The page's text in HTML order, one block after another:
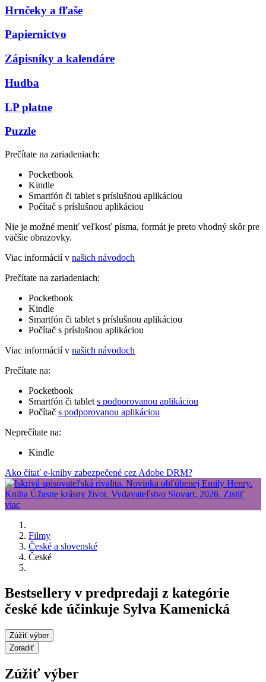
Hrnčeky a fľaše
Papiernictvo
Zápisníky a kalendáre
Hudba
LP platne
Puzzle
Prečítate na zariadeniach:
Pocketbook
Kindle
Smartfón či tablet s príslušnou aplikáciou
Počítač s príslušnou aplikáciou
Nie je možné meniť veľkosť písma, formát je preto vhodný skôr pre
väčšie obrazovky.
Viac informácií v našich návodoch
Prečítate na zariadeniach:
Pocketbook
Kindle
Smartfón či tablet s príslušnou aplikáciou
Počítač s príslušnou aplikáciou
Viac informácií v našich návodoch
Prečítate na:
Pocketbook
Smartfón či tablet s podporovanou aplikáciou
Počítač s podporovanou aplikáciou
Neprečítate na:
Kindle
Ako čítať e-knihy zabezpečené cez Adobe DRM?
Filmy
České a slovenské
České
Bestsellery v predpredaji z kategórie
české kde účinkuje Sylva Kamenická
Zúžiť výber
Zoradiť
Zúžiť výber